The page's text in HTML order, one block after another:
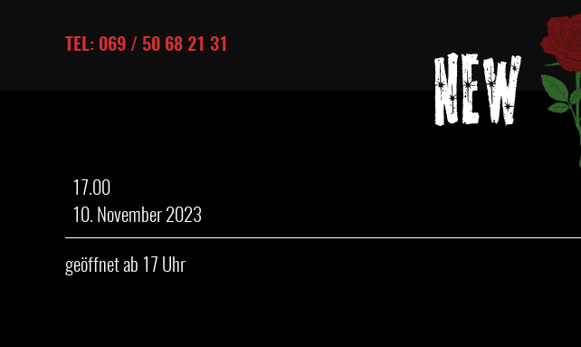
TEL: 069 / 50 68 21 31
Gänseessen
(mit
Vorbestellung)
17.00
10. November 2023
geöffnet ab 17 Uhr